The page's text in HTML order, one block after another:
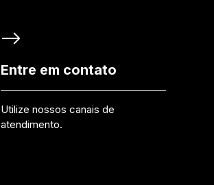
Entre em contato
Utilize nossos canais de
atendimento.